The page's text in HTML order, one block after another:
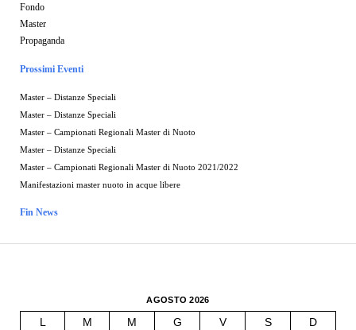
Fondo
Master
Propaganda
Prossimi Eventi
Master – Distanze Speciali
Master – Distanze Speciali
Master – Campionati Regionali Master di Nuoto
Master – Distanze Speciali
Master – Campionati Regionali Master di Nuoto 2021/2022
Manifestazioni master nuoto in acque libere
Fin News
AGOSTO 2026
L M M G V S
D